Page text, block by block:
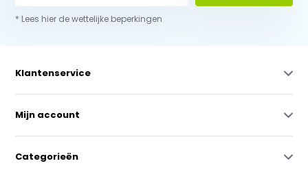
* Lees hier de wettelijke beperkingen
Klantenservice
Mijn account
Categorieën